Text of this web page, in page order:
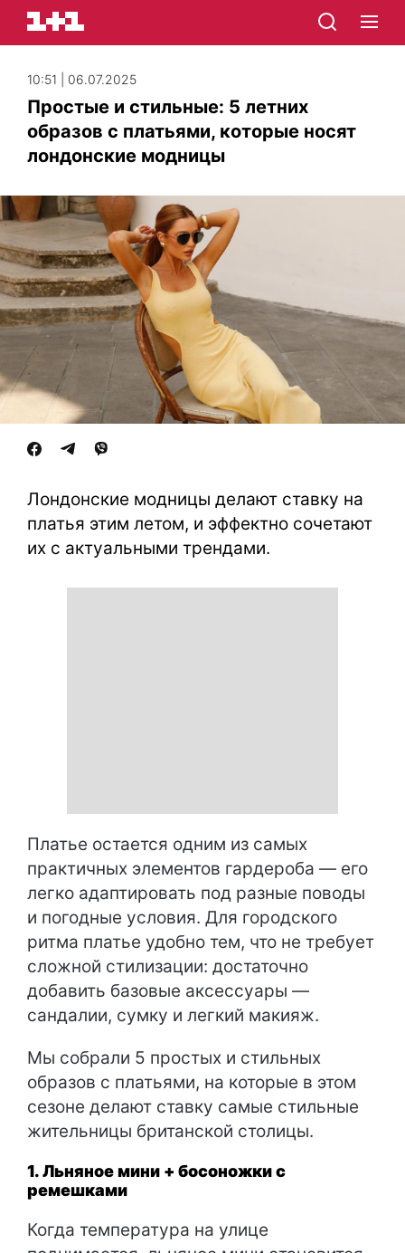
10:51 | 06.07.2025
Простые и стильные: 5 летних
образов с платьями, которые носят
лондонские модницы
Лондонские модницы делают ставку на
платья этим летом, и эффектно сочетают
их с актуальными трендами.
Платье остается одним из самых
практичных элементов гардероба — его
легко адаптировать под разные поводы
и погодные условия. Для городского
ритма платье удобно тем, что не требует
сложной стилизации: достаточно
добавить базовые аксессуары —
сандалии, сумку и легкий макияж.
Мы собрали 5 простых и стильных
образов с платьями, на которые в этом
сезоне делают ставку самые стильные
жительницы британской столицы.
1. Льняное мини + босоножки с
ремешками
Когда температура на улице